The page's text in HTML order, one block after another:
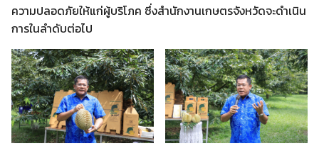
ความปลอดภัยให้แก่ผู้บริโภค ซึ่งสำนักงานเกษตรจังหวัดจะดำเนิน
การในลำดับต่อไป